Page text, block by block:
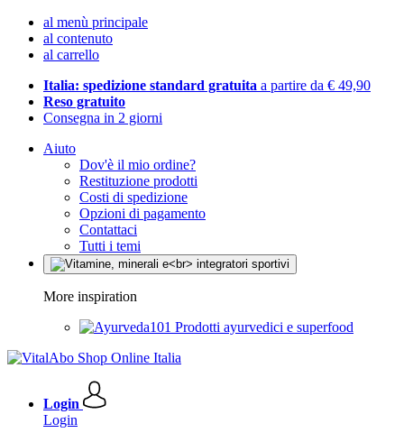
al menù principale
al contenuto
al carrello
Italia: spedizione standard gratuita a partire da € 49,90
Reso gratuito
Consegna in 2 giorni
Aiuto
Dov'è il mio ordine?
Restituzione prodotti
Costi di spedizione
Opzioni di pagamento
Contattaci
Tutti i temi
More inspiration
Prodotti ayurvedici e superfood
Login
Login